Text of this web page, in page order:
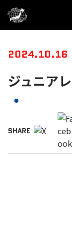
2024.10.16
ジュニア
SHARE